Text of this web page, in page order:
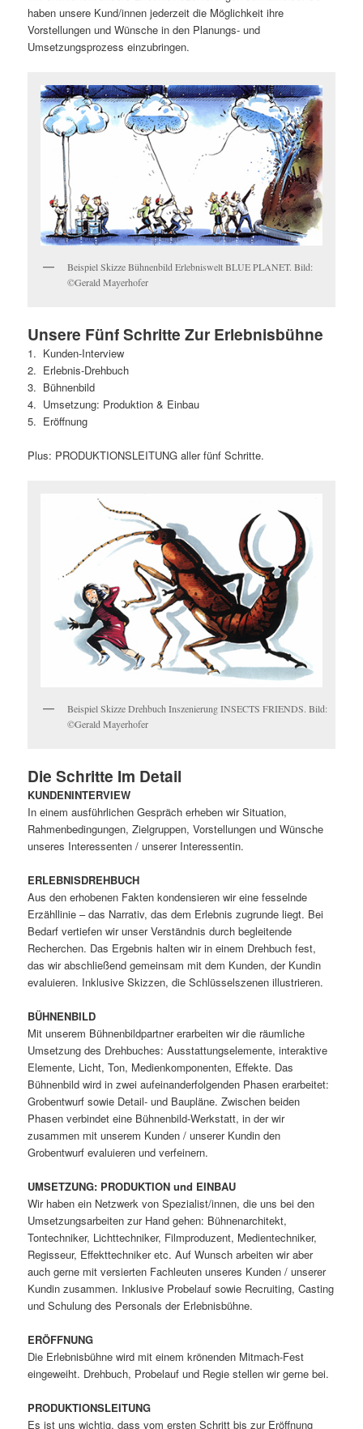
haben unsere Kund/innen jederzeit die Möglichkeit ihre
Vorstellungen und Wünsche in den Planungs- und
Umsetzungsprozess einzubringen.
Beispiel Skizze Bühnenbild Erlebniswelt BLUE PLANET. Bild:
©Gerald Mayerhofer
Unsere Fünf Schritte Zur Erlebnisbühne
1. Kunden-Interview
2. Erlebnis-Drehbuch
3. Bühnenbild
4. Umsetzung: Produktion & Einbau
5. Eröffnung
Plus: PRODUKTIONSLEITUNG aller fünf Schritte.
Beispiel Skizze Drehbuch Inszenierung INSECTS FRIENDS. Bild:
©Gerald Mayerhofer
Die Schritte Im Detail
KUNDENINTERVIEW
In einem ausführlichen Gespräch erheben wir Situation,
Rahmenbedingungen, Zielgruppen, Vorstellungen und Wünsche
unseres Interessenten / unserer Interessentin.
ERLEBNISDREHBUCH
Aus den erhobenen Fakten kondensieren wir eine fesselnde
Erzähllinie – das Narrativ, das dem Erlebnis zugrunde liegt. Bei
Bedarf vertiefen wir unser Verständnis durch begleitende
Recherchen. Das Ergebnis halten wir in einem Drehbuch fest,
das wir abschließend gemeinsam mit dem Kunden, der Kundin
evaluieren. Inklusive Skizzen, die Schlüsselszenen illustrieren.
BÜHNENBILD
Mit unserem Bühnenbildpartner erarbeiten wir die räumliche
Umsetzung des Drehbuches: Ausstattungselemente, interaktive
Elemente, Licht, Ton, Medienkomponenten, Effekte. Das
Bühnenbild wird in zwei aufeinanderfolgenden Phasen erarbeitet:
Grobentwurf sowie Detail- und Baupläne. Zwischen beiden
Phasen verbindet eine Bühnenbild-Werkstatt, in der wir
zusammen mit unserem Kunden / unserer Kundin den
Grobentwurf evaluieren und verfeinern.
UMSETZUNG: PRODUKTION und EINBAU
Wir haben ein Netzwerk von Spezialist/innen, die uns bei den
Umsetzungsarbeiten zur Hand gehen: Bühnenarchitekt,
Tontechniker, Lichttechniker, Filmproduzent, Medientechniker,
Regisseur, Effekttechniker etc. Auf Wunsch arbeiten wir aber
auch gerne mit versierten Fachleuten unseres Kunden / unserer
Kundin zusammen. Inklusive Probelauf sowie Recruiting, Casting
und Schulung des Personals der Erlebnisbühne.
ERÖFFNUNG
Die Erlebnisbühne wird mit einem krönenden Mitmach-Fest
eingeweiht. Drehbuch, Probelauf und Regie stellen wir gerne bei.
PRODUKTIONSLEITUNG
Es ist uns wichtig, dass vom ersten Schritt bis zur Eröffnung